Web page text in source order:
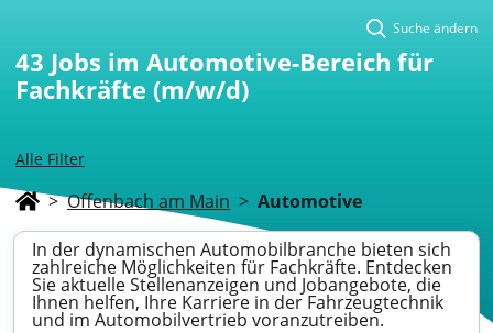
Alle Filter
Suche ändern
43 Jobs im Automotive-Bereich für
Fachkräfte (m/w/d)
> Offenbach am Main > Automotive
In der dynamischen Automobilbranche bieten sich
zahlreiche Möglichkeiten für Fachkräfte. Entdecken
Sie aktuelle Stellenanzeigen und Jobangebote, die
Ihnen helfen, Ihre Karriere in der Fahrzeugtechnik
und im Automobilvertrieb voranzutreiben.